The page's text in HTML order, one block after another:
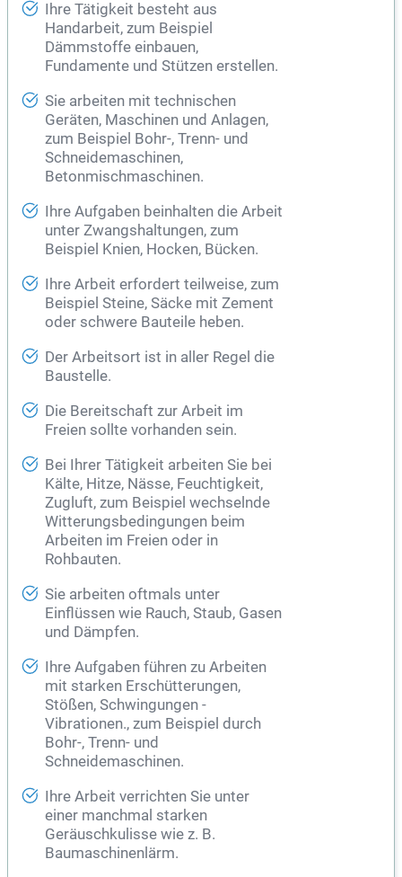
Ihre Tätigkeit besteht aus
Handarbeit, zum Beispiel
Dämmstoffe einbauen,
Fundamente und Stützen erstellen.
Sie arbeiten mit technischen
Geräten, Maschinen und Anlagen,
zum Beispiel Bohr-, Trenn- und
Schneidemaschinen,
Betonmischmaschinen.
Ihre Aufgaben beinhalten die Arbeit
unter Zwangshaltungen, zum
Beispiel Knien, Hocken, Bücken.
Ihre Arbeit erfordert teilweise, zum
Beispiel Steine, Säcke mit Zement
oder schwere Bauteile heben.
Der Arbeitsort ist in aller Regel die
Baustelle.
Die Bereitschaft zur Arbeit im
Freien sollte vorhanden sein.
Bei Ihrer Tätigkeit arbeiten Sie bei
Kälte, Hitze, Nässe, Feuchtigkeit,
Zugluft, zum Beispiel wechselnde
Witterungsbedingungen beim
Arbeiten im Freien oder in
Rohbauten.
Sie arbeiten oftmals unter
Einflüssen wie Rauch, Staub, Gasen
und Dämpfen.
Ihre Aufgaben führen zu Arbeiten
mit starken Erschütterungen,
Stößen, Schwingungen -
Vibrationen., zum Beispiel durch
Bohr-, Trenn- und
Schneidemaschinen.
Ihre Arbeit verrichten Sie unter
einer manchmal starken
Geräuschkulisse wie z. B.
Baumaschinenlärm.